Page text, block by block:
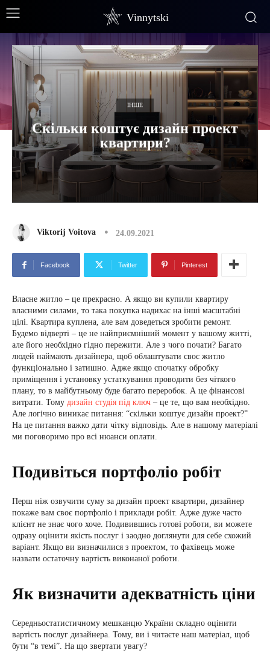
Vinnytski
ІНШЕ
Скільки коштує дизайн проект
квартири?
Viktorij Voitova 24.09.2021
Facebook Twitter Pinterest
Власне житло – це прекрасно. А якщо ви купили квартиру
власними силами, то така покупка надихає на інші масштабні
цілі. Квартира куплена, але вам доведеться зробити ремонт.
Будемо відверті – це не найприємніший момент у вашому житті,
але його необхідно гідно пережити. Але з чого почати? Багато
людей наймають дизайнера, щоб облаштувати своє житло
функціонально і затишно. Адже якщо спочатку обробку
приміщення і установку устаткування проводити без чіткого
плану, то в майбутньому буде багато переробок. А це фінансові
витрати. Тому дизайн студія під ключ – це те, що вам необхідно.
Але логічно виникає питання: “скільки коштує дизайн проект?”
На це питання важко дати чітку відповідь. Але в нашому матеріалі
ми поговоримо про всі нюанси оплати.
Подивіться портфоліо робіт
Перш ніж озвучити суму за дизайн проект квартири, дизайнер
покаже вам своє портфоліо і приклади робіт. Адже дуже часто
клієнт не знає чого хоче. Подивившись готові роботи, ви можете
одразу оцінити якість послуг і заодно доглянути для себе схожий
варіант. Якщо ви визначилися з проектом, то фахівець може
назвати остаточну вартість виконаної роботи.
Як визначити адекватність ціни
Середньостатистичному мешканцю України складно оцінити
вартість послуг дизайнера. Тому, ви і читаєте наш матеріал, щоб
бути “в темі”. На що звертати увагу?